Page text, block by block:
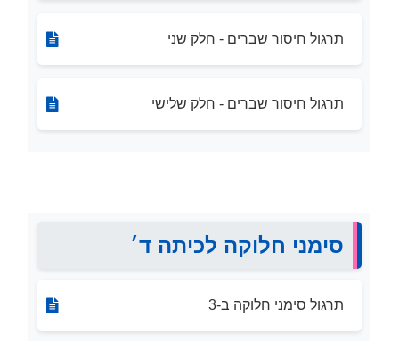
תרגול חיסור שברים - חלק שני
תרגול חיסור שברים - חלק שלישי
סימני חלוקה לכיתה ד׳
תרגול סימני חלוקה ב-3